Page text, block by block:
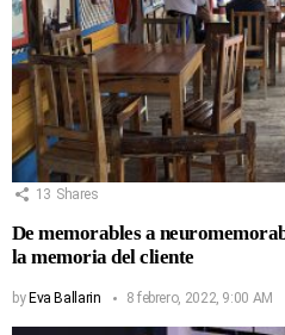
13 Shares
De memorables a
la memoria del cliente
by Eva Ballarin 8 febrero, 2022, 9:00 AM